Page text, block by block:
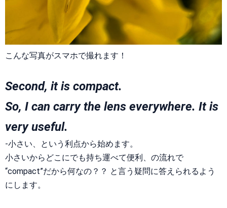
こんな写真がスマホで撮れます！
Second, it is compact.
So, I can carry the lens everywhere. It is
very useful.
-小さい、という利点から始めます。
小さいからどこにでも持ち運べて便利、の流れで
“compact”だから何なの？？ と言う疑問に答えられるよう
にします。